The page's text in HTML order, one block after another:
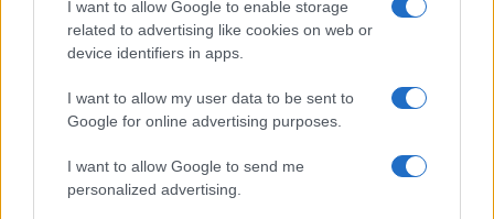
I want to allow Google to enable storage
related to advertising like cookies on web or
device identifiers in apps.
I want to allow my user data to be sent to
Google for online advertising purposes.
I want to allow Google to send me
personalized advertising.
Petőfi SándorJános vitézcímű művét is műsorra tűzik a
báb utcaszínházi produkció keretében kelti életre János
maszkos, kesztyűs és óriásbábok segítségével eleveníti fel
a történetet, Rozs Tamás csellista közreműködésével.